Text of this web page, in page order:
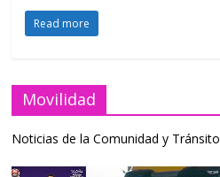
Read more
Movilidad
Noticias de la Comunidad y Tránsito